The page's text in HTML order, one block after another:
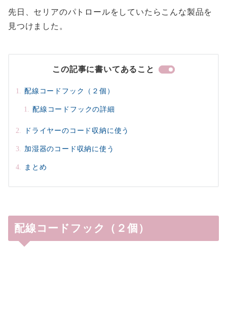
先日、セリアのパトロールをしていたらこんな製品を
見つけました。
この記事に書いてあること
配線コードフック（２個）
配線コードフックの詳細
ドライヤーのコード収納に使う
加湿器のコード収納に使う
まとめ
配線コードフック（２個）